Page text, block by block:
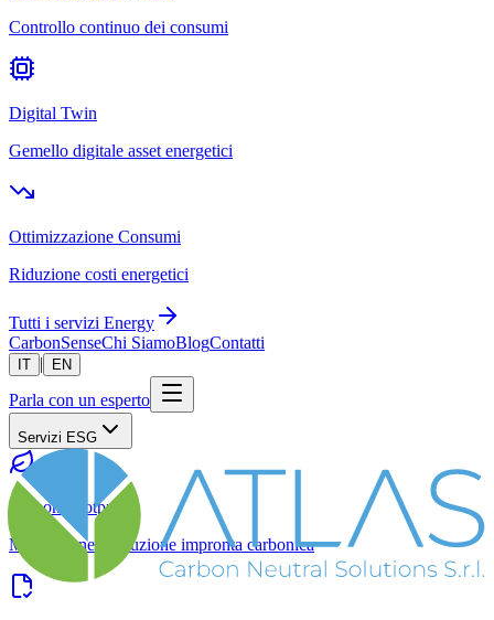
Controllo continuo dei consumi
Digital Twin
Gemello digitale asset energetici
Ottimizzazione Consumi
Riduzione costi energetici
Tutti i servizi Energy
CarbonSenseChi SiamoBlogContatti
IT | EN
Parla con un esperto
Servizi ESG
Carbon Footprint
Misurazione e riduzione impronta carbonica